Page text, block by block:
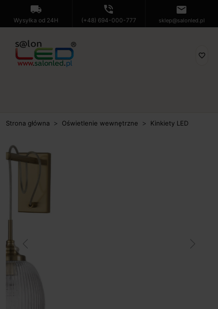
local_shipping
Wysyłka od 24H
phone_in_talk
(+48) 694-000-777
mail
sklep@salonled.pl
favorite_border
Strona główna Oświetlenie wewnętrzne Kinkiety LED